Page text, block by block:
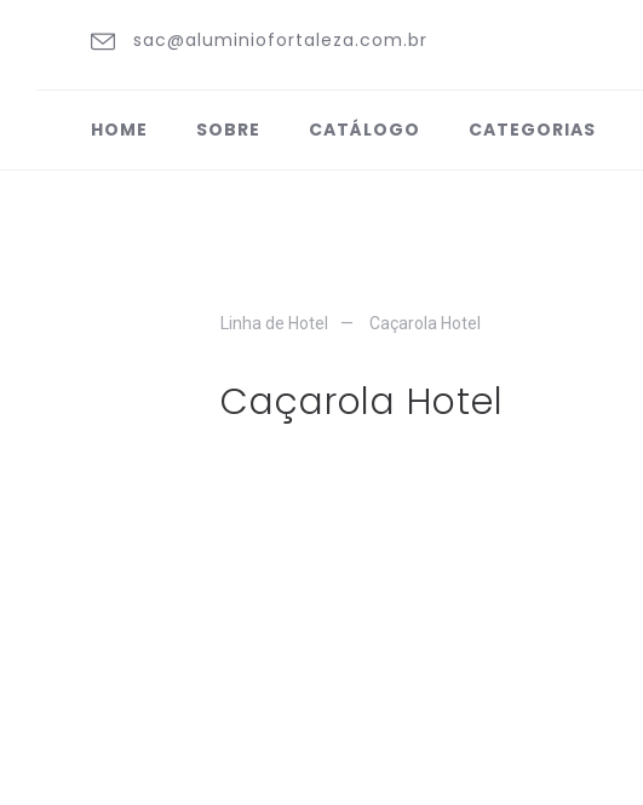
sac@aluminiofortaleza.com.br
HOME SOBRE CATÁLOGO CATEGORIAS
Linha de Hotel Caçarola Hotel
Caçarola Hotel